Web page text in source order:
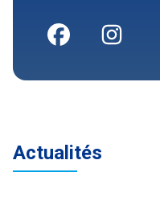
Actualités